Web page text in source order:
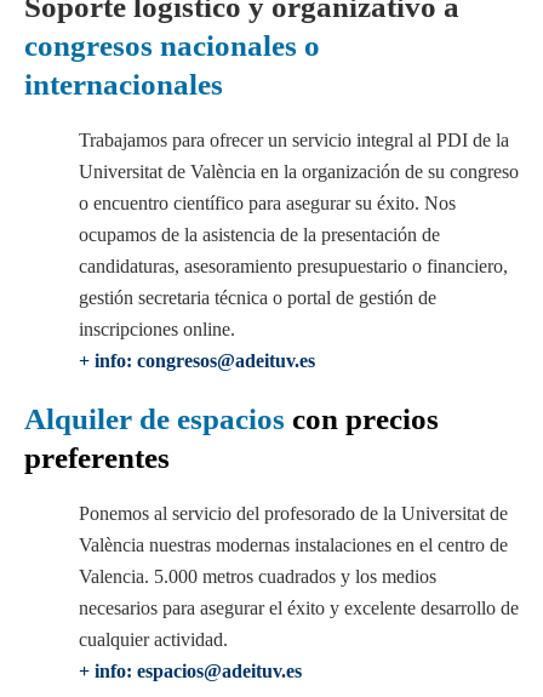
congresos nacionales o
internacionales
Trabajamos para ofrecer un servicio integral al PDI de la
Universitat de València en la organización de su congreso
o encuentro científico para asegurar su éxito. Nos
ocupamos de la asistencia de la presentación de
candidaturas, asesoramiento presupuestario o financiero,
gestión secretaria técnica o portal de gestión de
inscripciones online.
+ info: congresos@adeituv.es
Alquiler de espacios con precios
preferentes
Ponemos al servicio del profesorado de la Universitat de
València nuestras modernas instalaciones en el centro de
Valencia. 5.000 metros cuadrados y los medios
necesarios para asegurar el éxito y excelente desarrollo de
cualquier actividad.
+ info: espacios@adeituv.es